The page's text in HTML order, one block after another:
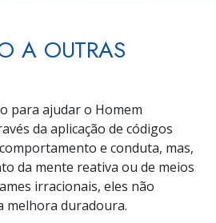
A OUTRAS
para ajudar o Homem
da aplicação de códigos
e conduta, mas,
da mente reativa ou de meios
irracionais, eles não
melhora duradoura.